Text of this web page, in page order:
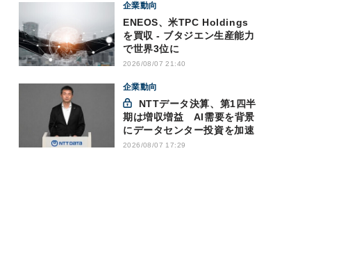
企業動向
ENEOS、米TPC Holdings
を買収 - ブタジエン生産能力
で世界3位に
2026/08/07 21:40
企業動向
期は増収増益 AI需要を背景
にデータセンター投資を加速
2026/08/07 17:29